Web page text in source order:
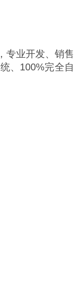
专业开发、销售
、100%完全自